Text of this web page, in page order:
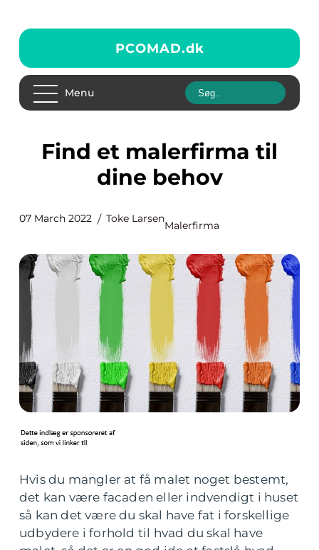
PCOMAD.dk
Menu
Find et malerfirma til
dine behov
07 March 2022 Toke Larsen
Malerfirma
Hvis du mangler at få malet noget bestemt,
det kan være facaden eller indvendigt i huset
så kan det være du skal have fat i forskellige
udbydere i forhold til hvad du skal have